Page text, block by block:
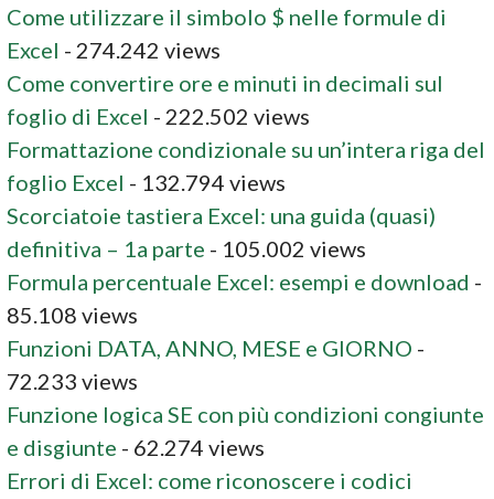
Come utilizzare il simbolo $ nelle formule di
Excel - 274.242 views
Come convertire ore e minuti in decimali sul
foglio di Excel - 222.502 views
Formattazione condizionale su un’intera riga del
foglio Excel - 132.794 views
Scorciatoie tastiera Excel: una guida (quasi)
definitiva – 1a parte - 105.002 views
Formula percentuale Excel: esempi e download -
85.108 views
Funzioni DATA, ANNO, MESE e GIORNO -
72.233 views
Funzione logica SE con più condizioni congiunte
e disgiunte - 62.274 views
Errori di Excel: come riconoscere i codici